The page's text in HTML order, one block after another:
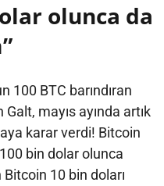
olunca da
100 BTC barındıran
mayıs ayında artık
karar verdi! Bitcoin
bin dolar olunca
10 bin doları